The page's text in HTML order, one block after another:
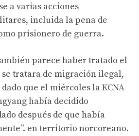
a varias acciones
incluida la pena de
prisionero de guerra.
parece haber tratado el
se tratara de migración ilegal,
que el miércoles la KCNA
había decidido
después de que había
en territorio norcoreano.